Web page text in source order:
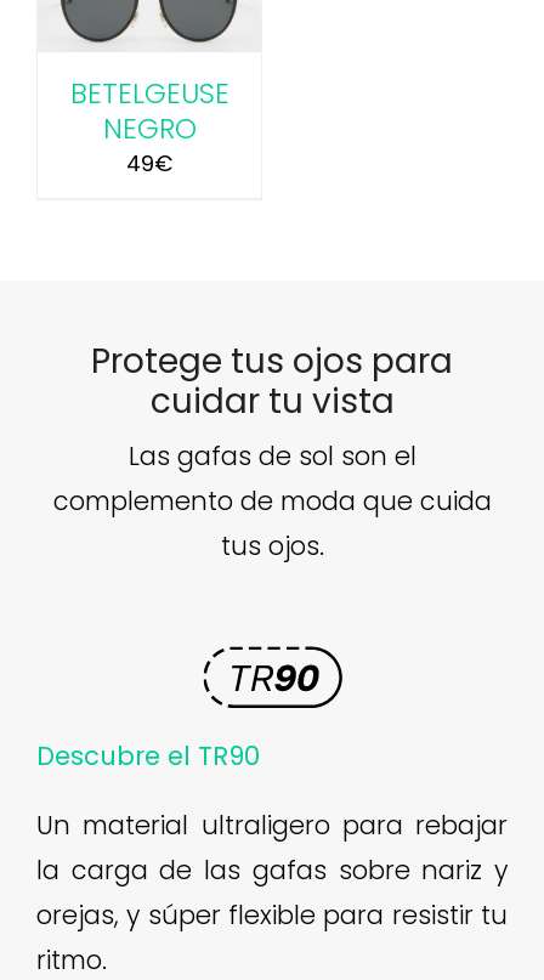
BETELGEUSE
NEGRO
49€
Protege tus ojos para
cuidar tu vista
Las gafas de sol son el
complemento de moda que cuida
tus ojos.
Descubre el TR90
Un material ultraligero para rebajar
la carga de las gafas sobre nariz y
orejas, y súper flexible para resistir tu
ritmo.